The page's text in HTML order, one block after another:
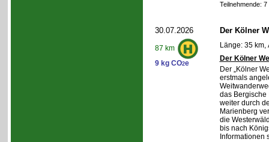
Teilnehmende:
30.07.2026
87 km
9 kg CO2e
Der Kölner
Länge: 35 km,
Der Kölner
Der „Kölner
erstmals
das Bergische
weiter durch
Marienberg
die
bis nach
Informationen